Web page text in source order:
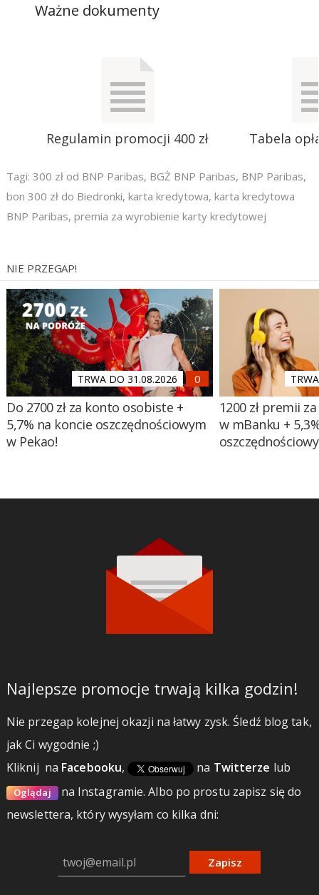
Ważne dokumenty
Regulamin promocji 400 zł Tabela
Tagi: 300 zł od BNP Paribas, BGŻ BNP Paribas, BNP Paribas,
bon 300 zł do Biedronki, karta kredytowa, karta kredytowa
BNP Paribas, premia za wyrobienie karty kredytowej
NIE PRZEGAP!
TRWA DO 31.08.2026
Do 2700 zł za konto osobiste +
5,7% na koncie oszczędnościowym
w Pekao!
1200 zł premii
w mBanku +
Najlepsze promocje trwają kilka godzin!
Nie przegap kolejnej okazji na łatwy zysk. Śledź blog tak,
jak Ci wygodnie ;)
Kliknij na Facebooku, na Twitterze lub
Oglądaj na Instagramie.Albo po prostu zapisz się do
newslettera, który wysyłam co kilka dni:
Zapisz